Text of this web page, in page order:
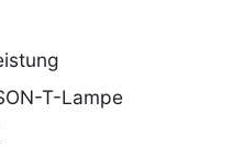
T-Lampe